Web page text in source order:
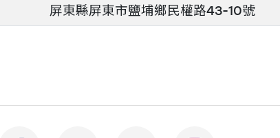
屏東縣屏東市鹽埔鄉民權路43-10號